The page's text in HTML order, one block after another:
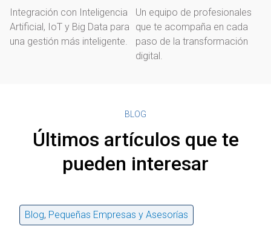
Integración con Inteligencia
Artificial, IoT y Big Data para
una gestión más inteligente.
Un equipo de profesionales
que te acompaña en cada
paso de la transformación
digital.
BLOG
Últimos artículos que te
pueden interesar
Blog, Pequeñas Empresas y Asesorías